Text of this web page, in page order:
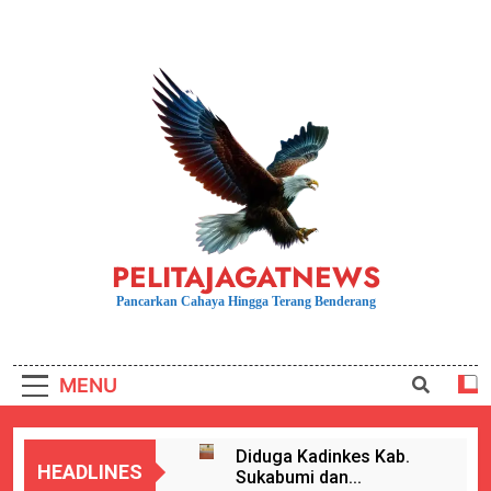
PELITAJAGATNEWS
Pancarkan Cahaya Hingga Terang Benderang
MENU
HEADLINES
Diduga Kadinkes Kab.
Sukabumi dan